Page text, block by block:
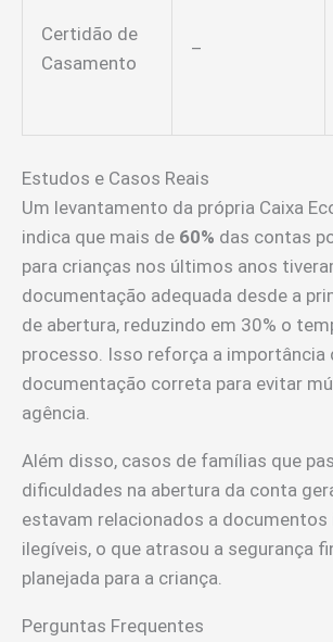
Certidão de
Casamento
–
Estudos e Casos Reais
Um levantamento da própria Caixa
indica que mais de 60% das contas
para crianças nos últimos anos
documentação adequada desde a
de abertura, reduzindo em 30% o
processo. Isso reforça a importância
documentação correta para evitar
agência.
Além disso, casos de famílias que
dificuldades na abertura da conta
estavam relacionados a
ilegíveis, o que atrasou a segurança
planejada para a criança.
Perguntas Frequentes